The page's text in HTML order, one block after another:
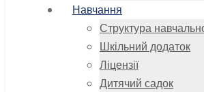
Навчання
Структура
Шкільний додаток
Ліцензії
Дитячий садок